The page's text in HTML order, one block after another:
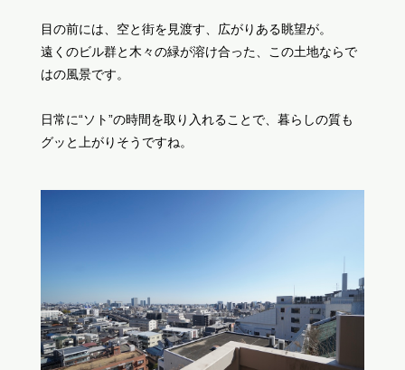
目の前には、空と街を見渡す、広がりある眺望が。
遠くのビル群と木々の緑が溶け合った、この土地ならで
はの風景です。
日常に“ソト”の時間を取り入れることで、暮らしの質も
グッと上がりそうですね。